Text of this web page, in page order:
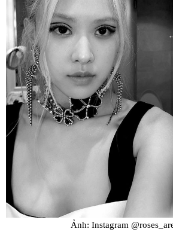
Ảnh: Instagram